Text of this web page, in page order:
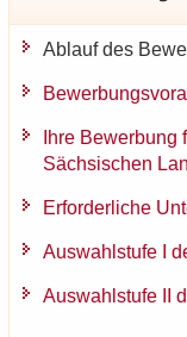
Ab­lauf des
Ihre
Säch­si­schen
Er­for­der­li­che
Aus­wahl­stu­fe I
Aus­wahl­stu­fe II